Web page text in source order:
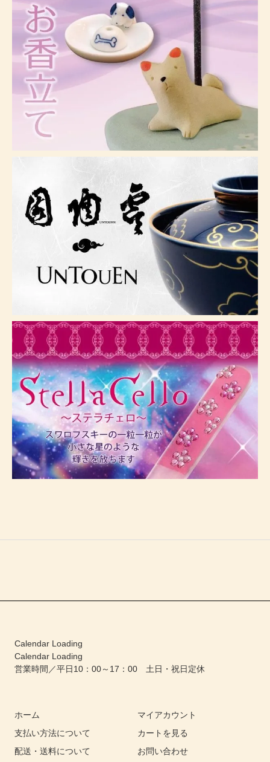
Calendar Loading
Calendar Loading
営業時間／平日10：00～17：00 土日・祝日定休
ホーム
支払い方法について
配送・送料について
マイアカウント
カートを見る
お問い合わせ